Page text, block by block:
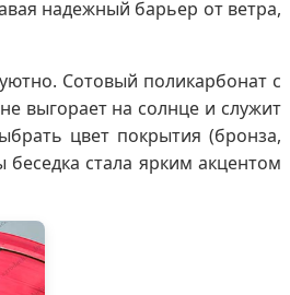
надежный барьер от ветра,
Сотовый поликарбонат с
выгорает на солнце и служит
цвет покрытия (бронза,
беседка стала ярким акцентом